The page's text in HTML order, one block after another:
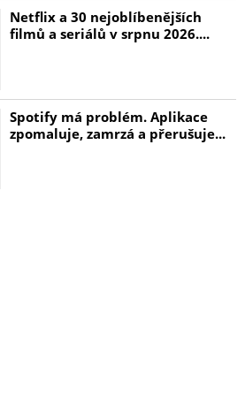
Armour přispívá k dobré
kusu jde část výdělku na
Generála Moravce. Ochráníte
ale i ostatní!
je k dispozici pro vybrané
na to, jaký model máte,
Netflix a 30 nejoblíbenějších
filmů a seriálů v srpnu 2026....
Spotify má problém. Aplikace
zpomaluje, zamrzá a přerušuje...